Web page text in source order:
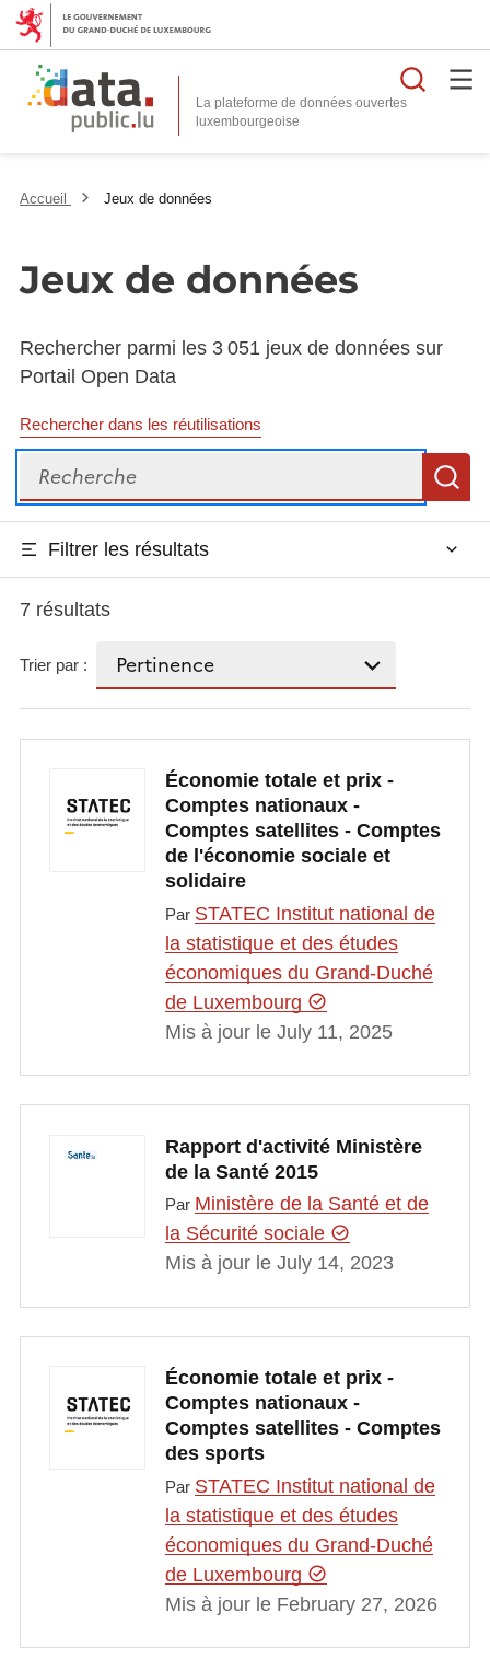
La plateforme de données ouvertes
Accueil Jeux de données
Jeux de données
Rechercher parmi les 3 051 jeux de données sur
Portail Open Data
Rechercher dans les réutilisations
Recherche
Filtrer les résultats
7 résultats
Trier par :
Économie totale et prix -
Comptes nationaux -
Comptes satellites - Comptes
de l'économie sociale et
solidaire
Par STATEC Institut national de
la statistique et des études
économiques du Grand-Duché
de Luxembourg
Mis à jour le July 11, 2025
Rapport d'activité Ministère
de la Santé 2015
Par Ministère de la Santé et de
la Sécurité sociale
Mis à jour le July 14, 2023
Économie totale et prix -
Comptes nationaux -
Comptes satellites - Comptes
des sports
Par STATEC Institut national de
la statistique et des études
économiques du Grand-Duché
de Luxembourg
Mis à jour le February 27, 2026